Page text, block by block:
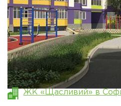
ЖК «Щасливий» в